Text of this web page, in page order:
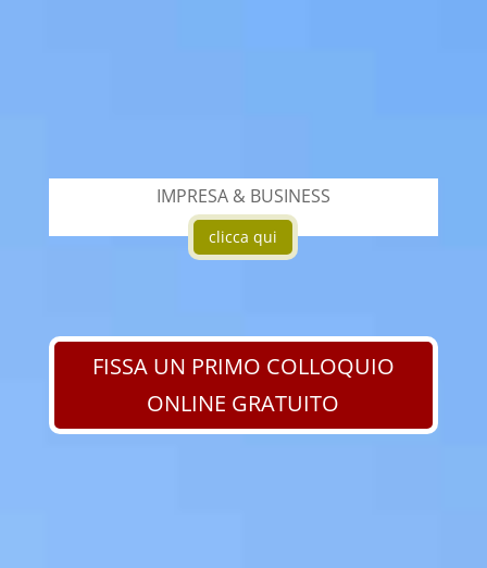
IMPRESA & BUSINESS
clicca qui
FISSA UN PRIMO COLLOQUIO
ONLINE GRATUITO